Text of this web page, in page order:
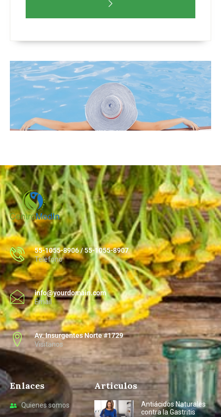
55-1055-8906 / 55-1055-8907
Telefono
info@yourdomain.com
Email
Av. Insurgentes Norte #1729
Visitanos
Enlaces
Quienes somos
Articulos
Antiácidos Naturales
contra la Gastritis